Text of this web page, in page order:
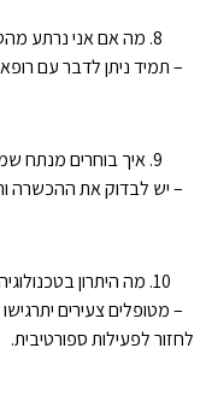
מה אם אני נרתע
– תמיד ניתן לדבר עם
איך בוחרים מנתח
– יש לבדוק את ההכשרה
מה היתרון
– מטופלים צעירים
לחזור לפעילות ספורטיבית.